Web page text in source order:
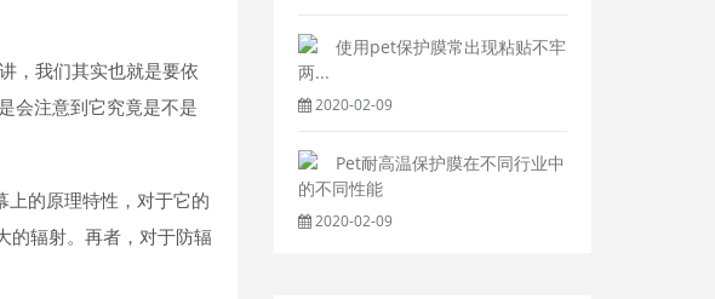
，我们其实也就是要依
会注意到它究竟是不是
的原理特性，对于它的
的辐射。再者，对于防辐
使用pet保护膜常出现粘贴不牢
两...
2020-02-09
Pet耐高温保护膜在不同行业中
的不同性能
2020-02-09